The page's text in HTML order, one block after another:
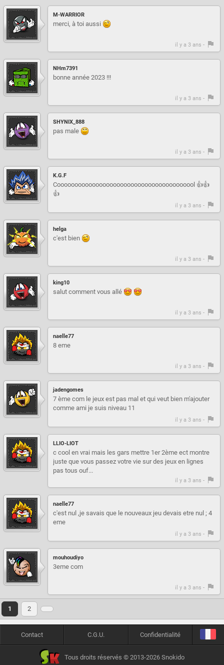
M-WARRIOR
merci, à toi aussi
il y a 3 ans -
NHm7391
bonne année 2023 !!!
il y a 3 ans -
SHYNIX_888
pas male
il y a 3 ans -
K.G.F
Coooooooooooooooooooooooooooooooooooooool 👍👍
👍
il y a 3 ans -
helga
c'est bien
il y a 3 ans -
king10
salut comment vous allé
il y a 3 ans -
naelle77
8 eme
il y a 3 ans -
jadengomes
7 ème com le jeux est pas mal et qui veut bien m'ajouter
comme ami je suis niveau 11
il y a 3 ans -
LLIO-LIOT
c cool en vrai mais les gars mettre 1er 2ème ect montre
juste que vous passez votre vie sur des jeux en lignes
pas tous ouf...
il y a 3 ans -
naelle77
c'est nul ,je savais que le nouveaux jeu devais etre nul ; 4
eme
il y a 3 ans -
mouhoudiyo
3eme com
il y a 3 ans -
1 2
Contact C.G.U. Confidentialité
Tous droits réservés © 2013-2026 Snokido